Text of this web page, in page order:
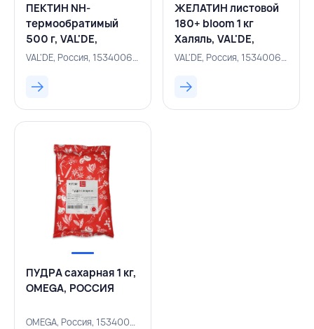
ПЕКТИН NH-
термообратимый
500 г, VAL'DE,
РОССИЯ
VAL'DE, Россия, 153400612
ЖЕЛАТИН листовой
180+ bloom 1 кг
Халяль, VAL'DE,
РОССИЯ
VAL'DE, Россия, 153400605
ПУДРА сахарная 1 кг,
OMEGA, РОССИЯ
OMEGA, Россия, 153400447